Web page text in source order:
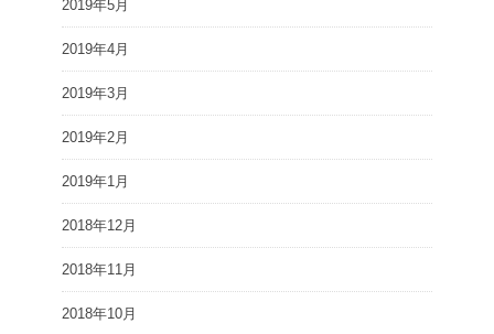
2019年5月
2019年4月
2019年3月
2019年2月
2019年1月
2018年12月
2018年11月
2018年10月